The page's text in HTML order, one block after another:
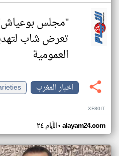
"مجلس
تعرض شاب
العمومية
اخبار المغرب
XF80IT
الأيام ٢٤• alayam24.com